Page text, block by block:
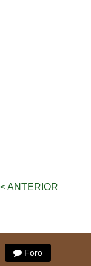
< ANTERIOR
Foro